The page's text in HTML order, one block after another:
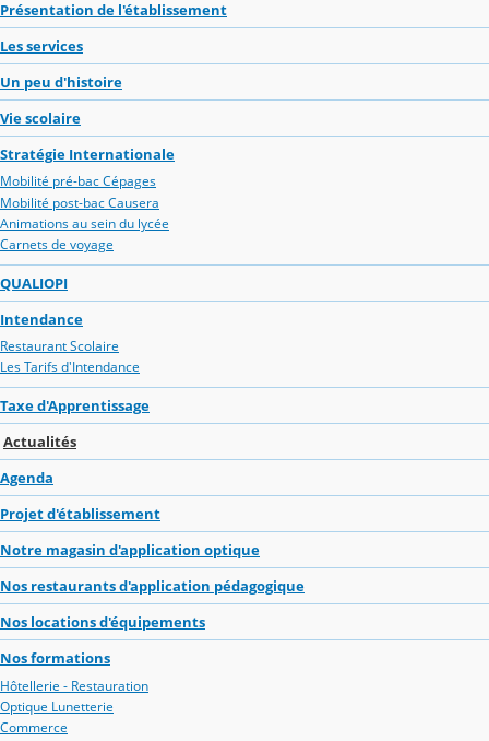
Présentation de l'établissement
Les services
Un peu d'histoire
Vie scolaire
Stratégie Internationale
Mobilité pré-bac Cépages
Mobilité post-bac Causera
Animations au sein du lycée
Carnets de voyage
QUALIOPI
Intendance
Restaurant Scolaire
Les Tarifs d'Intendance
Taxe d'Apprentissage
Actualités
Agenda
Projet d'établissement
Notre magasin d'application optique
Nos restaurants d'application pédagogique
Nos locations d'équipements
Nos formations
Hôtellerie - Restauration
Optique Lunetterie
Commerce